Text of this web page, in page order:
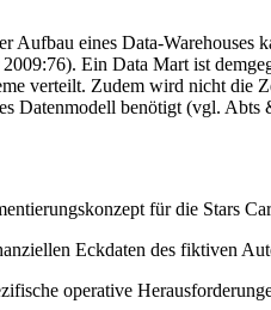
eines Data-Warehouses
Ein Data Mart ist
verteilt. Zudem wird nicht die
Datenmodell benötigt (vgl.
für die Stars
Eckdaten des fiktiven
operative